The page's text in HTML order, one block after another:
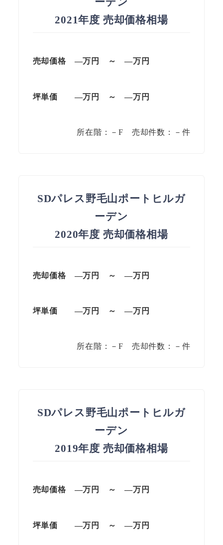
2021年度 売却価格相場
売却価格 —万円 ～—万円
坪単価 —万円 ～—万円
所在階：－F 売却件数：－件
SDパレス野毛山ポートヒルガ
ーデン
2020年度 売却価格相場
売却価格 —万円 ～—万円
坪単価 —万円 ～—万円
所在階：－F 売却件数：－件
SDパレス野毛山ポートヒルガ
ーデン
2019年度 売却価格相場
売却価格 —万円 ～—万円
坪単価 —万円 ～—万円